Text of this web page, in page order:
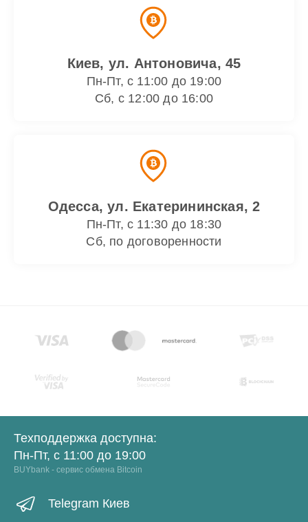
Киев, ул. Антоновича, 45
Пн-Пт, с 11:00 до 19:00
Сб, с 12:00 до 16:00
Одесса, ул. Екатерининская, 2
Пн-Пт, с 11:30 до 18:30
Сб, по договоренности
Техподдержка доступна:
Пн-Пт, с 11:00 до 19:00
BUYbank - сервис обмена Bitcoin
Telegram Киев